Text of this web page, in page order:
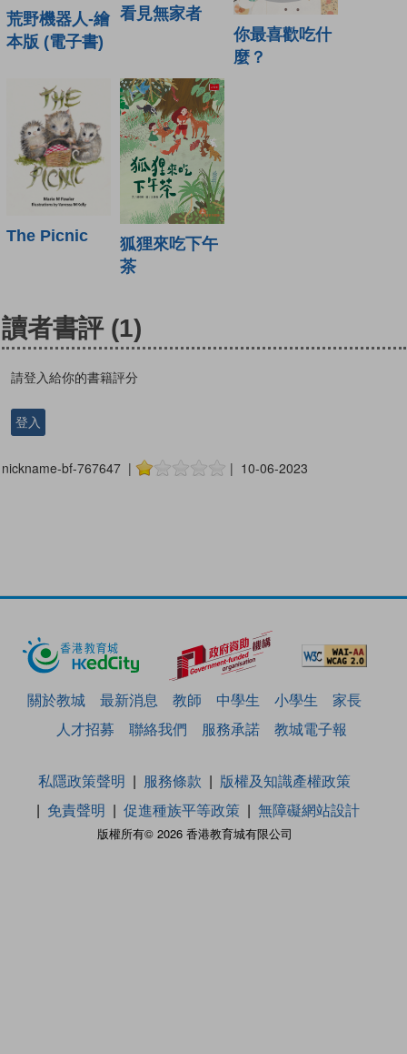
荒野機器人-繪
本版 (電子書)
看見無家者
你最喜歡吃什
麼？
The Picnic
狐狸來吃下午
茶
讀者書評 (1)
請登入給你的書籍評分
登入
nickname-bf-767647 | | 10-06-2023
關於教城 最新消息 教師 中學生 小學生
家長
人才招募
聯絡我們 服務承諾 教城電子報
版權所有© 2026 香港教育城有限公司
私隱政策聲明 服務條款
版權及知識產權政策
免責聲明
促進種族平等政策 無障礙網站設計